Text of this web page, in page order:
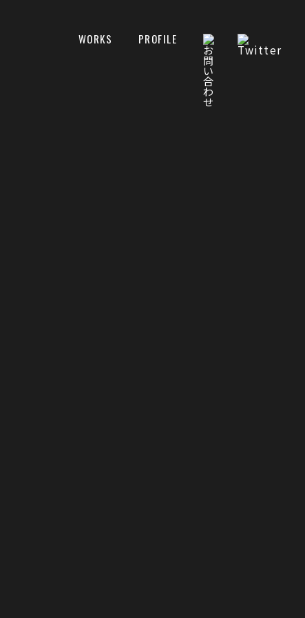
WORKS PROFILE